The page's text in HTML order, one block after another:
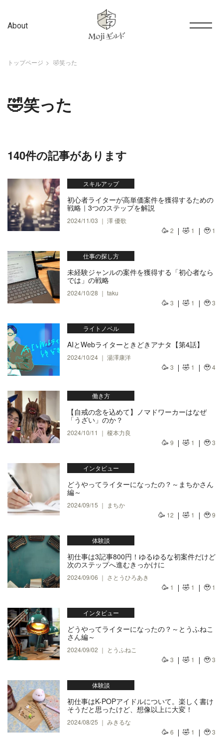
About
トップページ 🤣笑った
🤣笑った
140件の記事があります
スキルアップ
初心者ライターが高単価案件を獲得するための
戦略｜3つのステップを解説
2024/11/03 ｜ 澤 優歌
🥳 2 🤣 1 🥹 1
仕事の探し方
未経験ジャンルの案件を獲得する「初心者なら
では」の戦略
2024/10/28 ｜ taku
🥳 3 🤣 1 🥹3
ライトノベル
AIとWebライターときどきアナタ【第4話】
2024/10/24 ｜ 湯澤康洋
🥳 3 🤣 1 🥹4
働き方
【自戒の念を込めて】ノマドワーカーはなぜ
「うざい」のか？
2024/10/11 ｜ 榎本力良
🥳 9 🤣 1 🥹3
インタビュー
どうやってライターになったの？～まちかさん
編～
2024/09/15 ｜ まちか
🥳 12 🤣 1 🥹9
体験談
初仕事は3記事800円！ゆるゆるな初案件だけど
次のステップへ進むきっかけに
2024/09/06 ｜ さとうひろあき
🥳 1 🤣 1 🥹 1
インタビュー
どうやってライターになったの？～とうふねこ
さん編～
2024/09/02 ｜ とうふねこ
🥳 3 🤣 1 🥹3
体験談
初仕事はK-POPアイドルについて。楽しく書け
そうだと思ったけど、想像以上に大変！
2024/08/25 ｜ みきるな
🥳 6 🤣 1 🥹3